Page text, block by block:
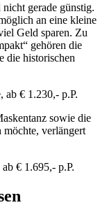
gerade günstig.
an eine kleine
Geld sparen. Zu
gehören die
die historischen
ab € 1.230,- p.P.
sowie die
möchte, verlängert
€ 1.695,- p.P.